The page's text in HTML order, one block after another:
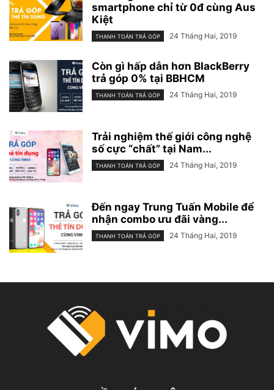
smartphone chỉ từ 0đ cùng Aus
Kiệt
THANH TOÁN TRẢ GÓP 24 Tháng Hai, 2019
Còn gì hấp dẫn hơn BlackBerry
trả góp 0% tại BBHCM
THANH TOÁN TRẢ GÓP 24 Tháng Hai, 2019
Trải nghiệm thế giới công nghệ
số cực “chất” tại Nam...
THANH TOÁN TRẢ GÓP 24 Tháng Hai, 2019
Đến ngay Trung Tuấn Mobile để
nhận combo ưu đãi vàng...
THANH TOÁN TRẢ GÓP 24 Tháng Hai, 2019